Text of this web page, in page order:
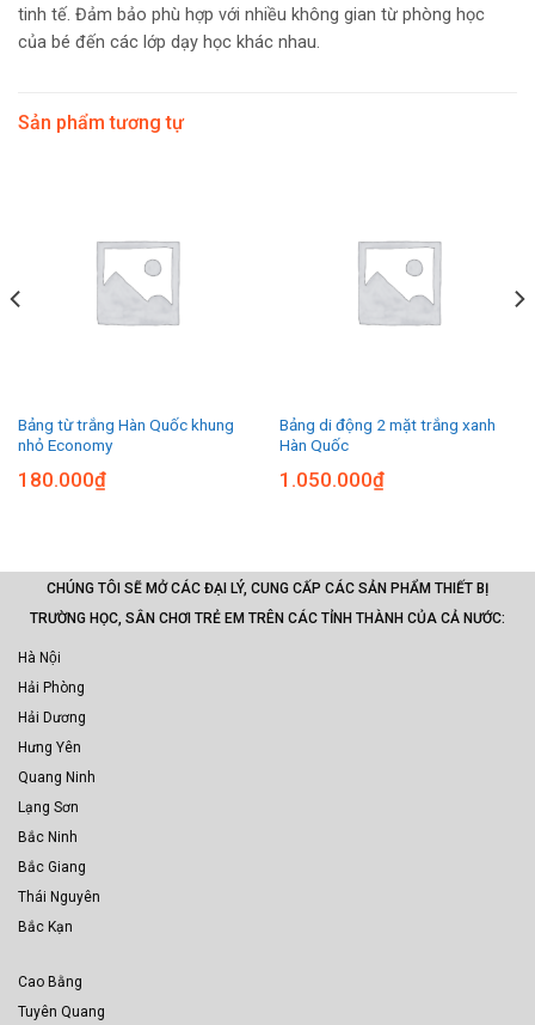
tinh tế. Đảm bảo phù hợp với nhiều không gian từ phòng học
của bé đến các lớp dạy học khác nhau.
Sản phẩm tương tự
Bảng từ trắng Hàn Quốc khung
nhỏ Economy
180.000₫
Bảng di động 2 mặt trắng xanh
Hàn Quốc
1.050.000₫
CHÚNG TÔI SẼ MỞ CÁC ĐẠI LÝ, CUNG CẤP CÁC SẢN PHẨM THIẾT BỊ
TRƯỜNG HỌC, SÂN CHƠI TRẺ EM TRÊN CÁC TỈNH THÀNH CỦA CẢ NƯỚC:
Hà Nội
Hải Phòng
Hải Dương
Hưng Yên
Quang Ninh
Lạng Sơn
Bắc Ninh
Bắc Giang
Thái Nguyên
Bắc Kạn
Cao Bằng
Tuyên Quang